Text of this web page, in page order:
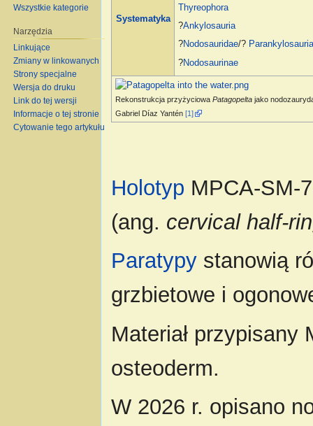
Systematyka
Thyreophora
?Ankylosauria
?Nodosauridae/?
?Nodosaurinae
Rekonstrukcja przyżyciowaPatagopelta jako
Gabriel Díaz Yantén[1]
Holotyp MPCA-SM-
(ang. cervical half-
Paratypy stanowią
grzbietowe i
Materiał przypisany
osteoderm.
W 2026 r. opisano
Wszystkie kategorie
Narzędzia
Linkujące
Zmiany w linkowanych
Strony specjalne
Wersja do druku
Link do tej wersji
Informacje o tej stronie
Cytowanie tego artykułu